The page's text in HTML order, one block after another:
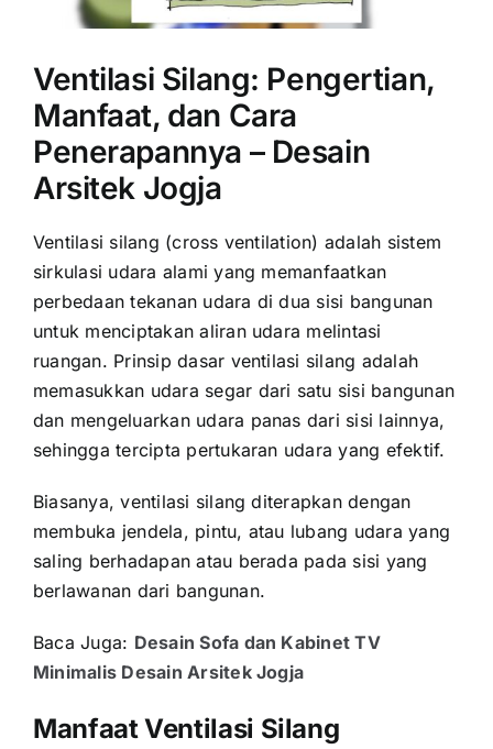
Ventilasi Silang: Pengertian,
Manfaat, dan Cara
Penerapannya – Desain
Arsitek Jogja
Ventilasi silang (cross ventilation) adalah sistem
sirkulasi udara alami yang memanfaatkan
perbedaan tekanan udara di dua sisi bangunan
untuk menciptakan aliran udara melintasi
ruangan. Prinsip dasar ventilasi silang adalah
memasukkan udara segar dari satu sisi bangunan
dan mengeluarkan udara panas dari sisi lainnya,
sehingga tercipta pertukaran udara yang efektif.
Biasanya, ventilasi silang diterapkan dengan
membuka jendela, pintu, atau lubang udara yang
saling berhadapan atau berada pada sisi yang
berlawanan dari bangunan.
Baca Juga: Desain Sofa dan Kabinet TV
Minimalis Desain Arsitek Jogja
Manfaat Ventilasi Silang